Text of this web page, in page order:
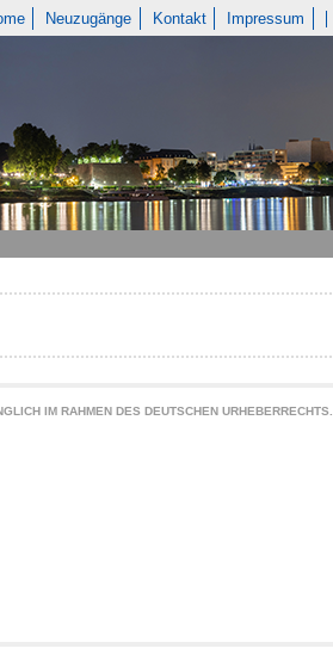
Neuzugänge Kontakt Impressum
IM RAHMEN DES DEUTSCHEN URHEBERRECHTS.